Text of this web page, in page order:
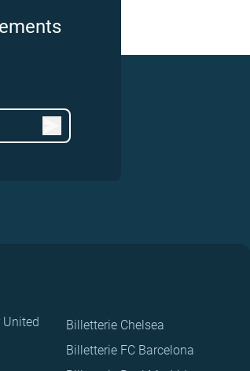
Billetterie Chelsea
Billetterie FC Barcelona